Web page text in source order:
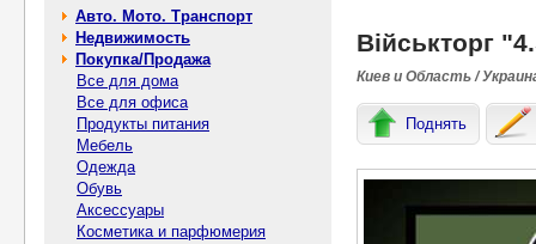
Авто. Мото. Транспорт
Недвижимость
Покупка/Продажа
Все для дома
Все для офиса
Продукты питания
Мебель
Одежда
Обувь
Аксессуары
Косметика и парфюмерия
Військторг
Киев и Область /
Поднять